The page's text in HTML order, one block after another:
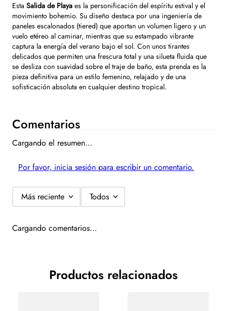
Esta Salida de Playa es la personificación del espíritu estival y el
movimiento bohemio. Su diseño destaca por una ingeniería de
paneles escalonados (tiered) que aportan un volumen ligero y un
vuelo etéreo al caminar, mientras que su estampado vibrante
captura la energía del verano bajo el sol. Con unos tirantes
delicados que permiten una frescura total y una silueta fluida que
se desliza con suavidad sobre el traje de baño, esta prenda es la
pieza definitiva para un estilo femenino, relajado y de una
sofisticación absoluta en cualquier destino tropical.
Comentarios
Cargando el resumen…
Por favor, inicia sesión para escribir un comentario.
Más reciente Todos
Cargando comentarios…
Productos relacionados